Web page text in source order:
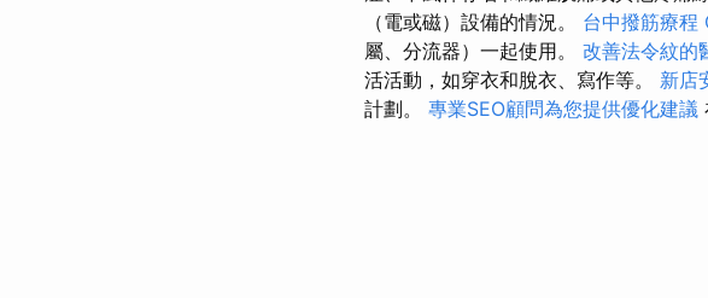
（電或磁）設備的情況。 台中撥筋療程
屬、分流器）一起使用。 改善法令紋的
活活動，如穿衣和脫衣、寫作等。 新店
計劃。 專業SEO顧問為您提供優化建議